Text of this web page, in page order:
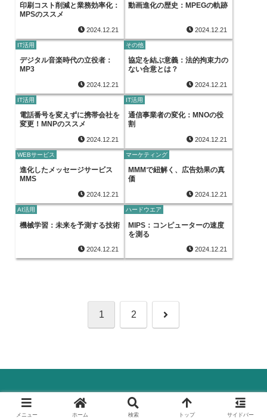
印刷コスト削減と業務効率化：
MPSのススメ
2024.12.21
動画進化の歴史：MPEGの軌跡
2024.12.21
IT活用
デジタル音楽時代の立役者：
MP3
2024.12.21
その他
協定を結ぶ意義：法的拘束力の
ない合意とは？
2024.12.21
IT活用
電話番号を変えずに携帯会社を
変更！MNPのススメ
2024.12.21
IT活用
通信事業者の変化：MNOの役
割
2024.12.21
WEBサービス
進化したメッセージサービス
MMS
2024.12.21
マーケティング
MMMで紐解く、広告効果の真
価
2024.12.21
AI活用
機械学習：未来を予測する技術
2024.12.21
ハードウエア
MIPS：コンピューターの速度
を測る
2024.12.21
1 2 次
© 2024 デジタル化(DX)のすべて.
メニュー ホーム 検索 トップ サイドバー